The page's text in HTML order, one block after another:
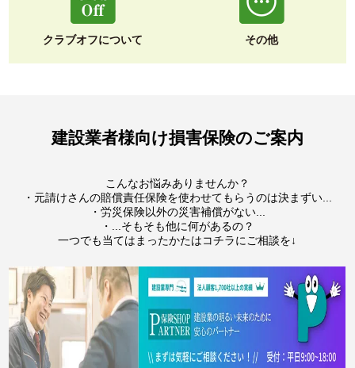
クラブオフについて その他
建設業者様向け損害保険のご案内
こんなお悩みありませんか？
・元請けさんの賠償責任保険を使わせてもらうのは決まずい...
・労災保険以外の災害補償がない...
・...そもそも他に何があるの？
一つでも当てはまったかたはコチラにご相談を↓